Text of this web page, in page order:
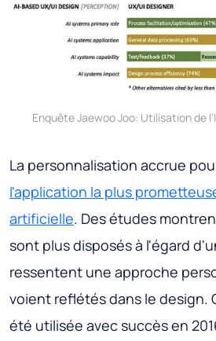
Enquête Jaewoo Joo: Utilisation de
La personnalisation accrue
l'application la plus
artificielle. Des études
sont plus disposés à l'égard
ressentent une approche
voient reflétés dans le design.
été utilisée avec succès en